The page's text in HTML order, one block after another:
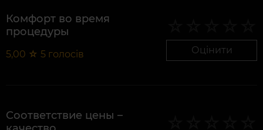
Комфорт во время
процедуры
5,00 ☆ 5 голосів Оцінити
Соответствие цены –